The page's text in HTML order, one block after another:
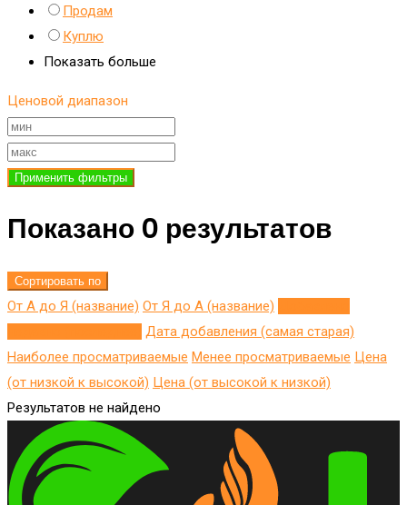
Продам
Куплю
Показать больше
Ценовой диапазон
Применить фильтры
Показано 0 результатов
Сортировать по
От А до Я (название) От Я до A (название)
Дата добавления (самая старая)
Наиболее просматриваемые Менее просматриваемые Цена
(от низкой к высокой) Цена (от высокой к низкой)
Результатов не найдено